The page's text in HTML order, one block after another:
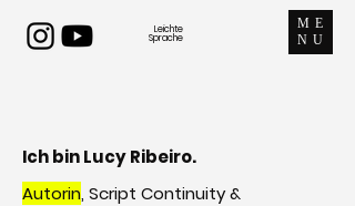
Leichte
Sprache
ME
NU
Ich bin Lucy Ribeiro.
Autorin, Script Continuity &